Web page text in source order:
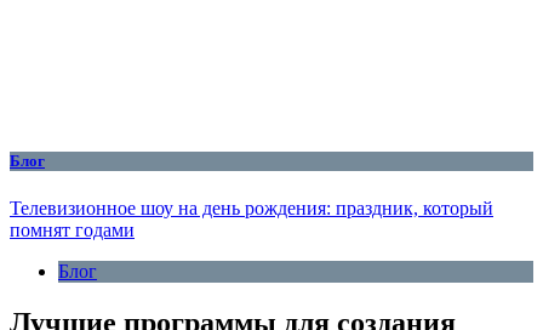
Блог
Телевизионное шоу на день рождения: праздник, который
помнят годами
Блог
Лучшие программы для создания